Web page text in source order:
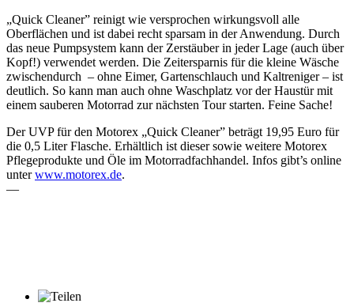
„Quick Cleaner” reinigt wie versprochen wirkungsvoll alle
Oberflächen und ist dabei recht sparsam in der Anwendung. Durch
das neue Pumpsystem kann der Zerstäuber in jeder Lage (auch über
Kopf!) verwendet werden. Die Zeitersparnis für die kleine Wäsche
zwischendurch – ohne Eimer, Gartenschlauch und Kaltreniger – ist
deutlich. So kann man auch ohne Waschplatz vor der Haustür mit
einem sauberen Motorrad zur nächsten Tour starten. Feine Sache!
Der UVP für den Motorex „Quick Cleaner” beträgt 19,95 Euro für
die 0,5 Liter Flasche. Erhältlich ist dieser sowie weitere Motorex
Pflegeprodukte und Öle im Motorradfachhandel. Infos gibt’s online
unterwww.motorex.de.
—